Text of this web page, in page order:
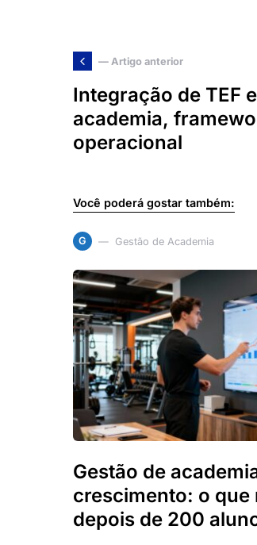
— Artigo anterior
Integração de TEF
academia,
operacional
Você poderá gostar também:
G Gestão de Academia
Gestão de
crescimento: o que
depois de 200